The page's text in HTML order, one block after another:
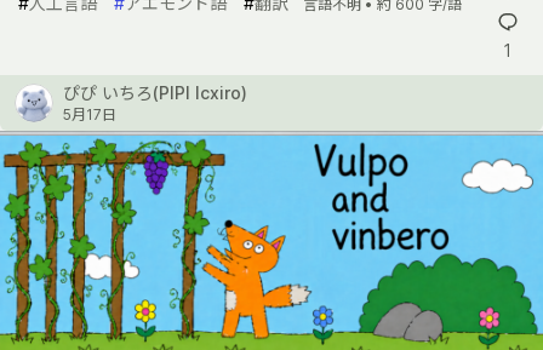
言語不明 • 約 600 字/語
1
ぴぴ いちろ(PIPI Icxiro)
5月17日